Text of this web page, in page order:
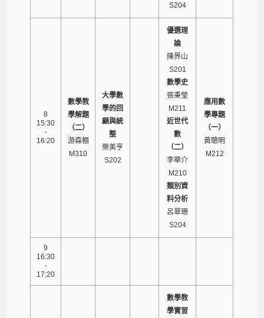
S204
8
15:30
-
16:20
數學教
學解題
（二）
游森棚
M310
大學數
學的回
顧與統
整
樂美亨
S202
優選理
論
陳界山
S201
數學史
張秉瑩
M211
近世代
數
（二）
李華介
M210
類別資
料分析
呂翠珊
S204
應用數
學專題
（一）
黃聰明
M212
9
16:30
-
17:20
數學教
學實習